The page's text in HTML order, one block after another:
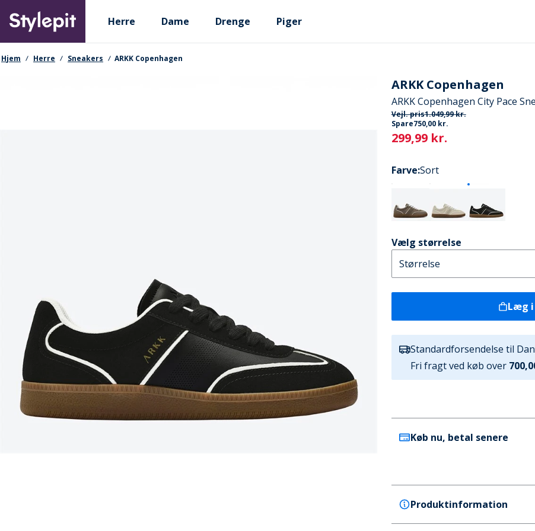
main
content
Primary departments
Herre Dame Drenge Piger
navigationssti
Hjem Herre Sneakers ARKK Copenhagen
ARKK Copenhagen
ARKK Copenhagen City Pace
Vejl. pris1.049,99 kr.
Spare750,00 kr.
Current
299,99 kr.
Farve:Sort
Vælg størrelse
Læg
Standardforsendelse til
Fri fragt ved køb over
Køb nu, betal senere
Produktinformation